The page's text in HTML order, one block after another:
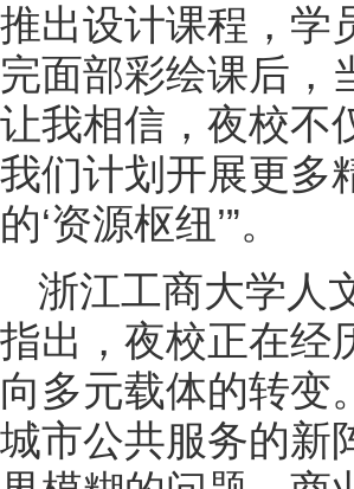
推出设计课程，学
完面部彩绘课后，
让我相信，夜校不
我们计划开展更多
的‘资源枢纽’”。
浙江工商大学人
指出，夜校正在经
向多元载体的转变
城市公共服务的新